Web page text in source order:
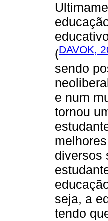
(DAVOK,
sendo
e num
tornou
diversos
seja, a
tendo